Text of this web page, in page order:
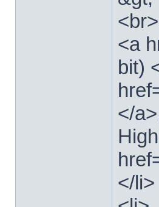
<br>
<a
bit)
</
</li>